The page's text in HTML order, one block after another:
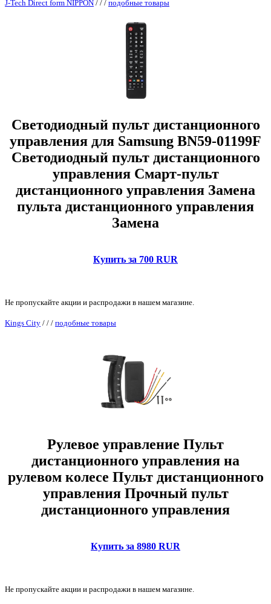
J-Tech Direct form NIPPON / / / подобные товары
Светодиодный пульт дистанционного
управления для Samsung BN59-01199F
Светодиодный пульт дистанционного
управления Смарт-пульт
дистанционного управления Замена
пульта дистанционного управления
Замена
Купить за 700 RUR
Не пропускайте акции и распродажи в нашем магазине.
Kings City / / / подобные товары
Рулевое управление Пульт
дистанционного управления на
рулевом колесе Пульт дистанционного
управления Прочный пульт
дистанционного управления
Купить за 8980 RUR
Не пропускайте акции и распродажи в нашем магазине.